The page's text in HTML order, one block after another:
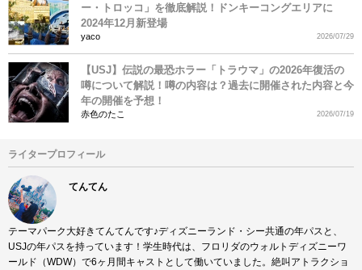
ー・トロッコ」を徹底解説！ドンキーコングエリアに
2024年12月新登場
yaco 2026/07/29
【USJ】伝説の最恐ホラー「トラウマ」の2026年復活の
噂について解説！噂の内容は？過去に開催された内容と今
年の開催を予想！
赤色のたこ 2026/07/19
ライタープロフィール
てんてん
テーマパーク大好きてんてんです♪ディズニーランド・シー共通の年パスと、
USJの年パスを持っています！学生時代は、フロリダのウォルトディズニーワ
ールド（WDW）で6ヶ月間キャストとして働いていました。絶叫アトラクショ